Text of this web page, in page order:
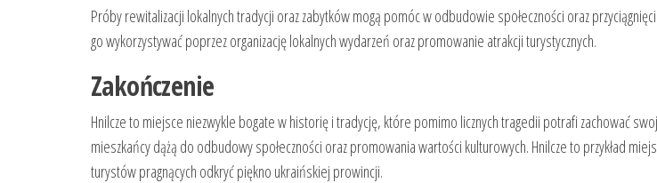
Próby rewitalizacji lokalnych tradycji oraz zabytków mogą pomóc w odbudowie społeczności oraz
go wykorzystywać poprzez organizację lokalnych wydarzeń oraz promowanie atrakcji turystycznych.
Zakończenie
Hnilcze to miejsce niezwykle bogate w historię i tradycję, które pomimo licznych tragedii potrafi zachować
mieszkańcy dążą do odbudowy społeczności oraz promowania wartości kulturowych. Hnilcze to przykład
turystów pragnących odkryć piękno ukraińskiej prowincji.